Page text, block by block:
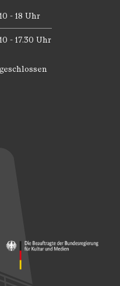
10 - 18 Uhr
10 - 17.30 Uhr
geschlossen